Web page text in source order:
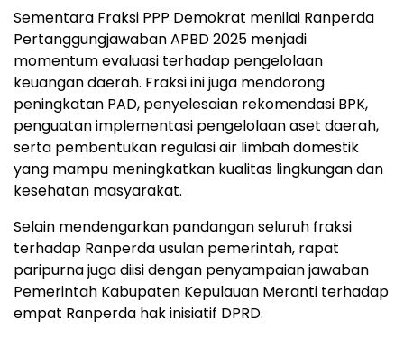
Sementara Fraksi PPP Demokrat menilai Ranperda
Pertanggungjawaban APBD 2025 menjadi
momentum evaluasi terhadap pengelolaan
keuangan daerah. Fraksi ini juga mendorong
peningkatan PAD, penyelesaian rekomendasi BPK,
penguatan implementasi pengelolaan aset daerah,
serta pembentukan regulasi air limbah domestik
yang mampu meningkatkan kualitas lingkungan dan
kesehatan masyarakat.
Selain mendengarkan pandangan seluruh fraksi
terhadap Ranperda usulan pemerintah, rapat
paripurna juga diisi dengan penyampaian jawaban
Pemerintah Kabupaten Kepulauan Meranti terhadap
empat Ranperda hak inisiatif DPRD.